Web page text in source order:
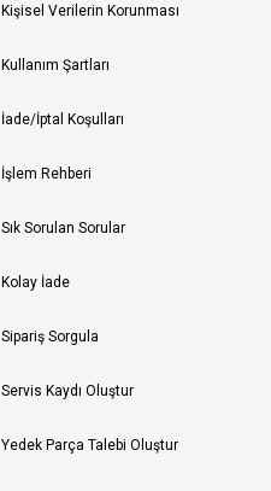
Kişisel Verilerin Korunması
Kullanım Şartları
İade/İptal Koşulları
İşlem Rehberi
Sık Sorulan Sorular
Kolay İade
Sipariş Sorgula
Servis Kaydı Oluştur
Yedek Parça Talebi Oluştur